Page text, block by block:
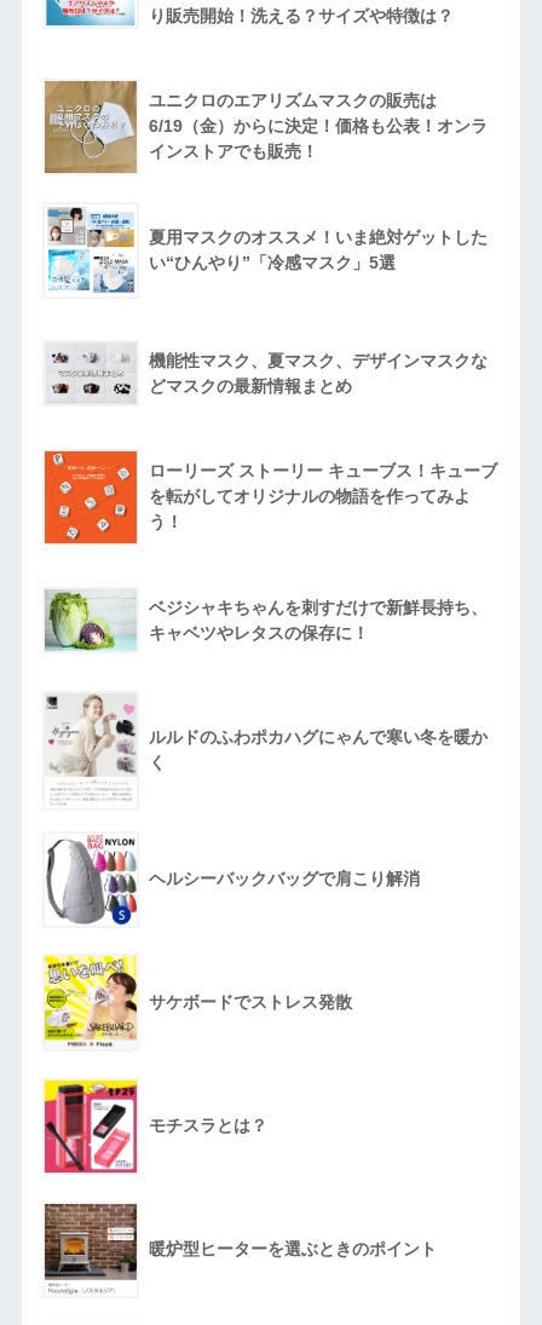
り販売開始！洗える？サイズや特徴は？
ユニクロのエアリズムマスクの販売は
6/19（金）からに決定！価格も公表！オンラ
インストアでも販売！
夏用マスクのオススメ！いま絶対ゲットした
い“ひんやり”「冷感マスク」5選
機能性マスク、夏マスク、デザインマスクな
どマスクの最新情報まとめ
ローリーズ ストーリー キューブス！キューブ
を転がしてオリジナルの物語を作ってみよ
う！
ベジシャキちゃんを刺すだけで新鮮長持ち、
キャベツやレタスの保存に！
ルルドのふわポカハグにゃんで寒い冬を暖か
く
ヘルシーバックバッグで肩こり解消
サケボードでストレス発散
モチスラとは？
暖炉型ヒーターを選ぶときのポイント